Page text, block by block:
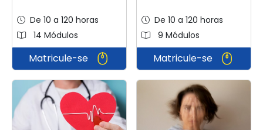
De 10 a 120 horas
14 Módulos
Matricule-se
De 10 a 120 horas
9 Módulos
Matricule-se